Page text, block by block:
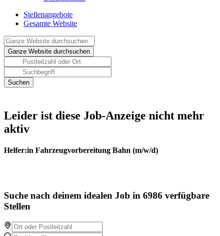
Stellenangebote
Gesamte Website
Leider ist diese Job-Anzeige nicht mehr
aktiv
Helfer:in Fahrzeugvorbereitung Bahn (m/w/d)
Suche nach deinem idealen Job in 6986 verfügbare
Stellen